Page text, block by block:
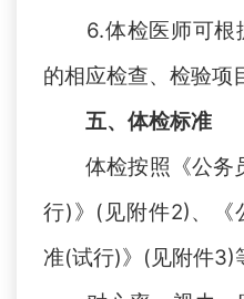
6.体检医师可根
的相应检查、检验项
五、体检标准
体检按照《公务
行)》(见附件2)、《
准(试行)》(见附件3)